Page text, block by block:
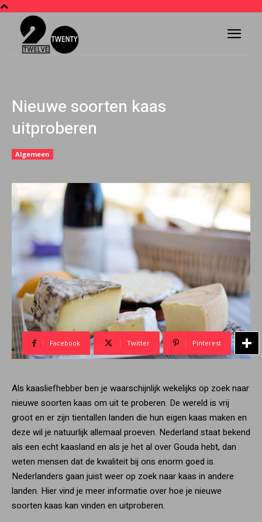
Nieuwe soorten kaas
uitproberen
Algemeen
Facebook Twitter Pinterest
Als kaasliefhebber ben je waarschijnlijk wekelijks op zoek naar
nieuwe soorten kaas om uit te proberen. De wereld is vrij
groot en er zijn tientallen landen die hun eigen kaas maken en
deze wil je natuurlijk allemaal proeven. Nederland staat bekend
als een echt kaasland en als je het al over Gouda hebt, dan
weten mensen dat de kwaliteit bij ons enorm goed is.
Nederlanders gaan juist weer op zoek naar kaas in andere
landen. Hier vind je meer informatie over hoe je nieuwe
soorten kaas kan vinden en uitproberen.